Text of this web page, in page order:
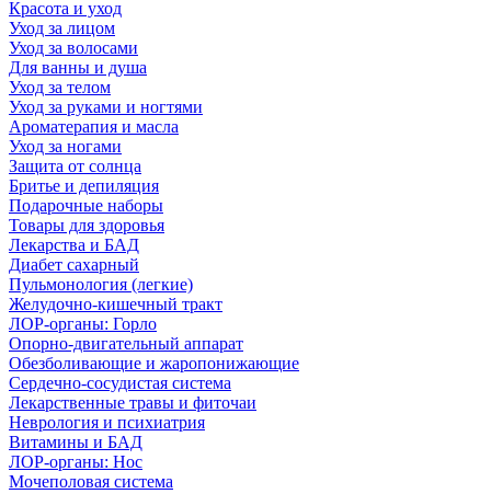
Красота и уход
Уход за лицом
Уход за волосами
Для ванны и душа
Уход за телом
Уход за руками и ногтями
Ароматерапия и масла
Уход за ногами
Защита от солнца
Бритье и депиляция
Подарочные наборы
Товары для здоровья
Лекарства и БАД
Диабет сахарный
Пульмонология (легкие)
Желудочно-кишечный тракт
ЛОР-органы: Горло
Опорно-двигательный аппарат
Обезболивающие и жаропонижающие
Сердечно-сосудистая система
Лекарственные травы и фиточаи
Неврология и психиатрия
Витамины и БАД
ЛОР-органы: Нос
Мочеполовая система